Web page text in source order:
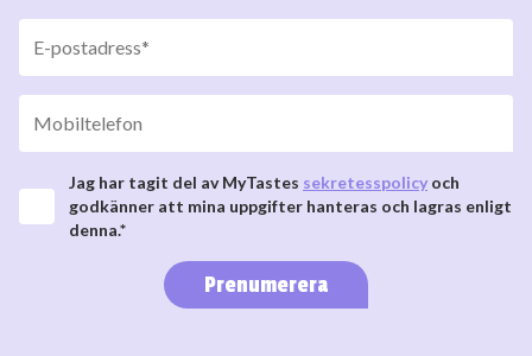
Jag har tagit del av MyTastes sekretesspolicy och
godkänner att mina uppgifter hanteras och lagras enligt
denna.*
Prenumerera